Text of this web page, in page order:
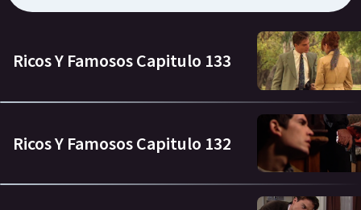
Ricos Y Famosos Capitulo 133
Ricos Y Famosos Capitulo 132